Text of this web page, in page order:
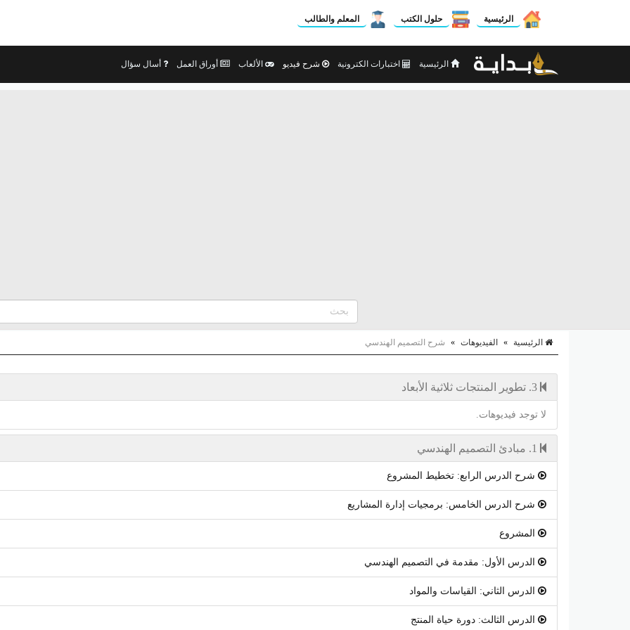
الرئيسية حلول الكتب المعلم والطالب
الرئيسية اختبارات الكترونية شرح فيديو الألعاب أوراق العمل أسال سؤال
الرئيسية » الفيديوهات » شرح التصميم الهندسي
لا توجد فيديوهات.
شرح الدرس الرابع: تخطيط المشروع
شرح الدرس الخامس: برمجيات إدارة المشاريع
المشروع
الدرس الأول: مقدمة في التصميم الهندسي
الدرس الثاني: القياسات والمواد
الدرس الثالث: دورة حياة المنتج